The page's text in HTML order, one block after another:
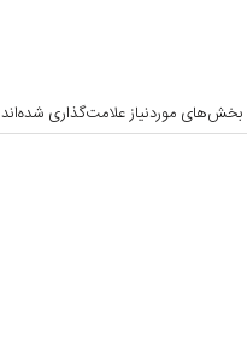
بخش‌های موردنیاز علامت‌گذاری شده‌اند